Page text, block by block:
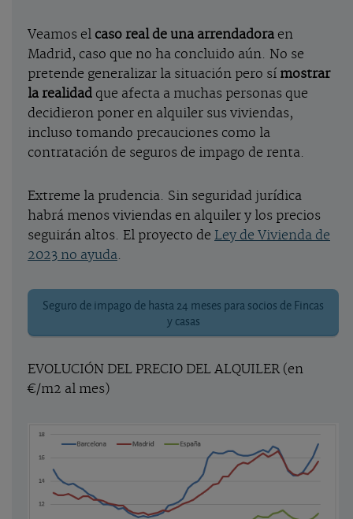
Veamos el caso real de una arrendadora en
Madrid, caso que no ha concluido aún. No se
pretende generalizar la situación pero sí mostrar
la realidad que afecta a muchas personas que
decidieron poner en alquiler sus viviendas,
incluso tomando precauciones como la
contratación de seguros de impago de renta.
Extreme la prudencia. Sin seguridad jurídica
habrá menos viviendas en alquiler y los precios
seguirán altos. El proyecto de Ley de Vivienda de
2023 no ayuda.
Seguro de impago de hasta 24 meses para socios de Fincas
y casas
EVOLUCIÓN DEL PRECIO DEL ALQUILER (en
€/m2 al mes)